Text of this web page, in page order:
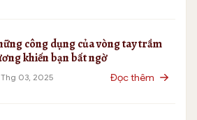
công dụng của vòng tay trầm
khiến bạn bất ngờ
Thg 03, 2025 Đọc thêm